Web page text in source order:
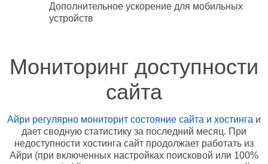
Дополнительное ускорение для мобильных
устройств
Мониторинг доступности
сайта
Айри регулярно мониторит состояние сайта и хостинга и
дает сводную статистику за последний месяц. При
недоступности хостинга сайт продолжает работать из
Айри (при включенных настройках поисковой или 100%